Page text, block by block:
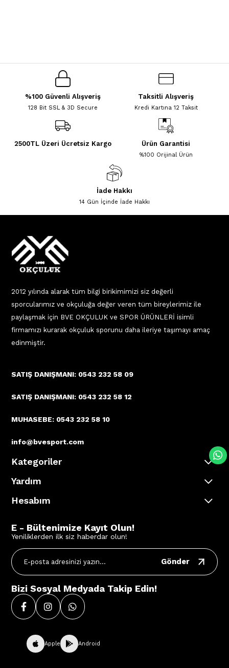
%100 Güvenli Alışveriş
128 Bit SSL & 3D Secure
Taksitli Alışveriş
Kredi Kartına 12 Taksit
2500TL Üzeri Ücretsiz Kargo Ürün Garantisi
%100 Orijinal Ürün
İade Hakkı
14 Gün İçinde İade Hakkı
2012 yılında alarak tüm bilgi birikimimizi siz değerli
sporcularımız ve okçuluğa değer veren tüm bireylerimiz ile
paylaşmak için BVE OKÇULUK ve SPOR ÜRÜNLERİ isimli
firmamızı kurarak okçuluk sporunu daha ileriye taşımayı amaç
edinmiştir.
SATIŞ DANIŞMANI: 0543 232 58 09
SATIŞ DANIŞMANI: 0543 232 58 12
MUHASEBE: 0543 232 58 10
info@bvesport.com
Kategoriler
Yardım
Hesabım
E - Bültenimize Kayıt Olun!
Yeniliklerden ilk siz haberdar olun!
Gönder
Bizi Sosyal Medyada Takip Edin!
Apple Android